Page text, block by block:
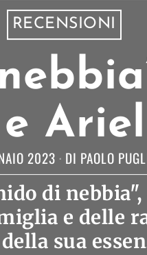
RECENSIONI
e
2023 DI PAOLO
di
e delle
sua